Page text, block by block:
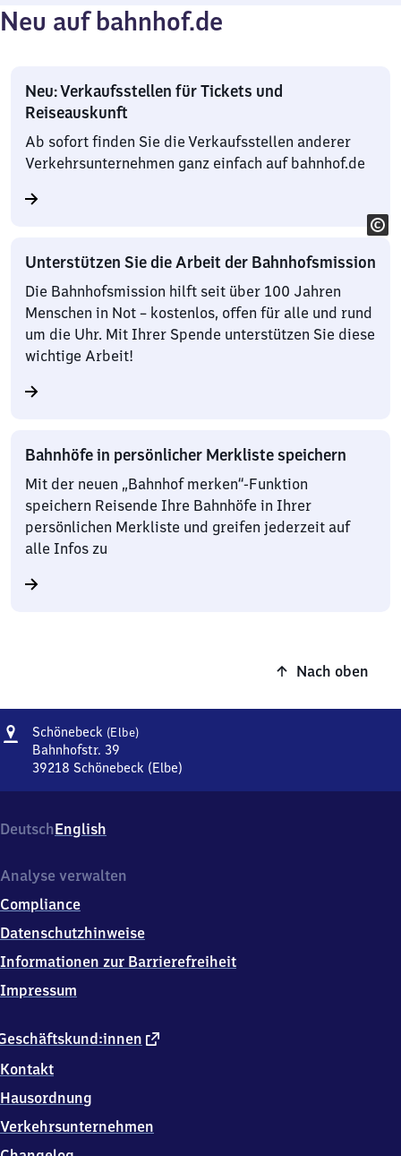
Neu auf bahnhof.de
Neu: Verkaufsstellen für Tickets und
Reiseauskunft
Ab sofort finden Sie die Verkaufsstellen anderer
Verkehrsunternehmen ganz einfach auf bahnhof.de
Unterstützen Sie die Arbeit der Bahnhofsmission
Die Bahnhofsmission hilft seit über 100 Jahren
Menschen in Not – kostenlos, offen für alle und rund
um die Uhr. Mit Ihrer Spende unterstützen Sie diese
wichtige Arbeit!
Bahnhöfe in persönlicher Merkliste speichern
Mit der neuen „Bahnhof merken“-Funktion
speichern Reisende Ihre Bahnhöfe in Ihrer
persönlichen Merkliste und greifen jederzeit auf
alle Infos zu
Nach oben
Adresse
Schönebeck (Elbe)Schönebeck
Bahnhofstr. 39
39218 Schönebeck (Elbe)
Bahnhofstr.
39,
9
1
8
(Elbe)
DeutschEnglish
externer
Kontakt
Hausordnung
Verkehrsunternehmen
Analyse verwalten
Compliance
Datenschutzhinweise
Informationen zur Barrierefreiheit
Impressum